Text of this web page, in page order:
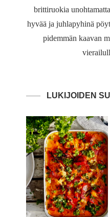
brittiruokia
hyvää ja juhlapyhinä
pidemmän kaavan
LUKIJOIDEN